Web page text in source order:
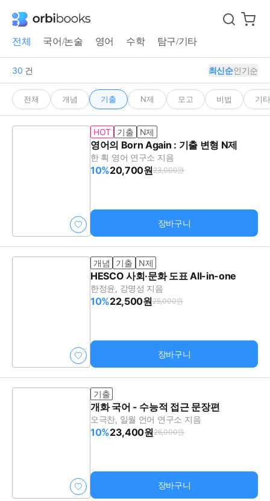
전체 국어/논술 영어 수학 탐구/기타
30 건 최신순인기순
전체 개념 기출 N제 모고 비법 기타
HOT 기출 N제
영어의 Born Again : 기출 변형 N제
한 획 영어 연구소 지음
10%20,700원23,000원
장바구니
개념 기출 N제
HESCO 사회·문화 도표 All-in-one
한정윤, 강명성 지음
10%22,500원25,000원
장바구니
기출
개화 국어 - 수능적 접근 문장편
오극찬, 일월 언어 연구소 지음
10%23,400원26,000원
장바구니